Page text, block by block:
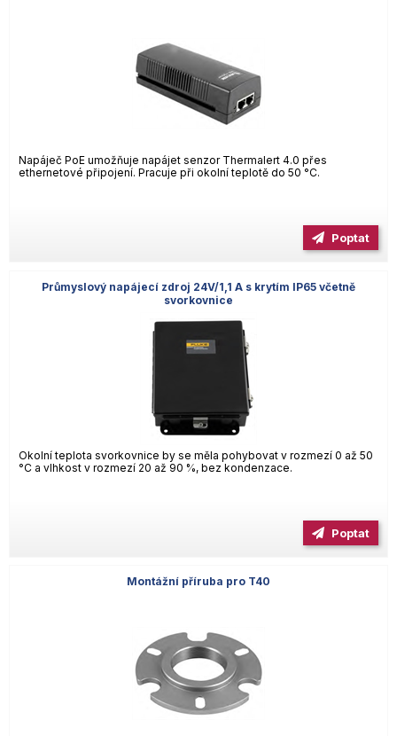
Napáječ PoE umožňuje napájet senzor Thermalert 4.0 přes
ethernetové připojení. Pracuje při okolní teplotě do 50 °C.
Poptat
Průmyslový napájecí zdroj 24V/1,1 A s krytím IP65 včetně
svorkovnice
Okolní teplota svorkovnice by se měla pohybovat v rozmezí 0 až 50
°C a vlhkost v rozmezí 20 až 90 %, bez kondenzace.
Poptat
Montážní příruba pro T40